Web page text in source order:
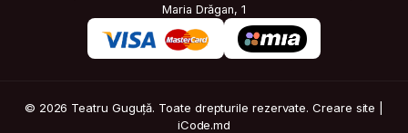
Maria Drăgan, 1
© 2026 Teatru Guguță. Toate drepturile rezervate.Creare site |
iCode.md